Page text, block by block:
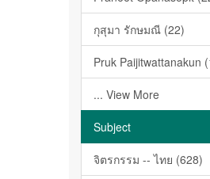
กุสุมา รักษมณี (22)
Pruk Paijitwattanakun
... View More
Subject
จิตรกรรม -- ไทย (628)